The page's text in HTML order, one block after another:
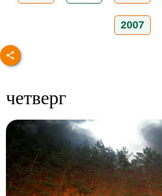
2007
четверг